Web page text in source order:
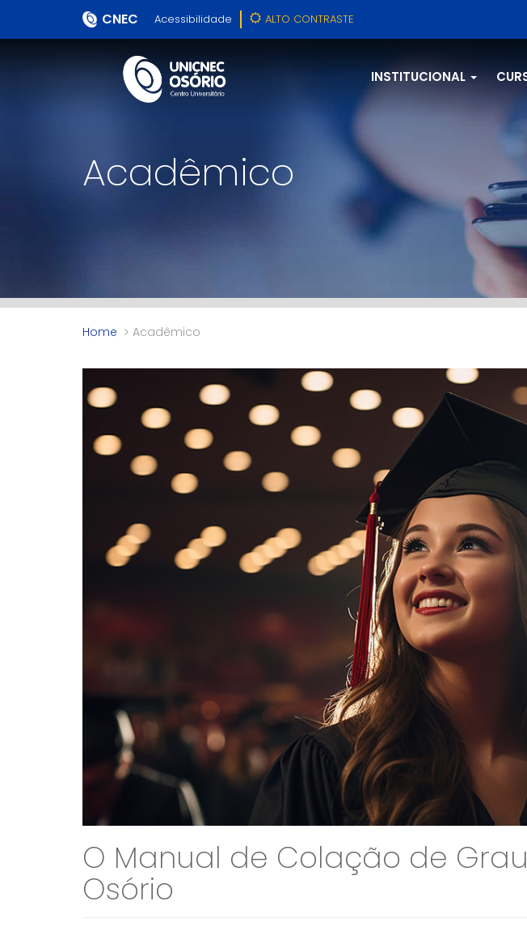
CNEC Acessibilidade ALTO CONTRASTE
INSTITUCIONAL
Acadêmico
Home Acadêmico
O Manual de Colação de Grau
Osório